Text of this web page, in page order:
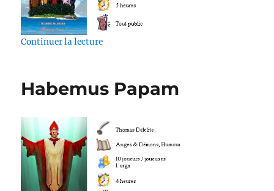
Continuer la lecturede « Meutre sur l’île merveilleuse »
Habemus Papam